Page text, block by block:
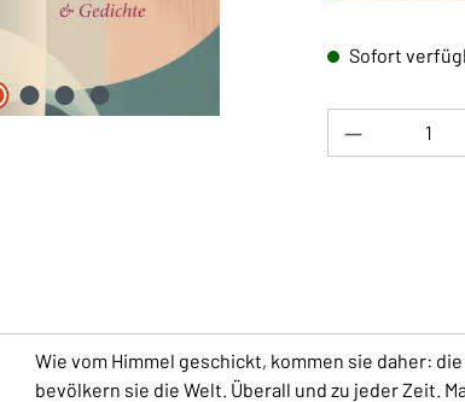
Sofort
Produkt
Wie vom Himmel geschickt, kommen sie daher:
bevölkern sie die Welt. Überall und zu jeder Zeit.